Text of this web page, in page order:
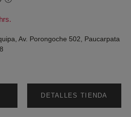
Av. Porongoche 502, Paucarpata
DETALLES TIENDA